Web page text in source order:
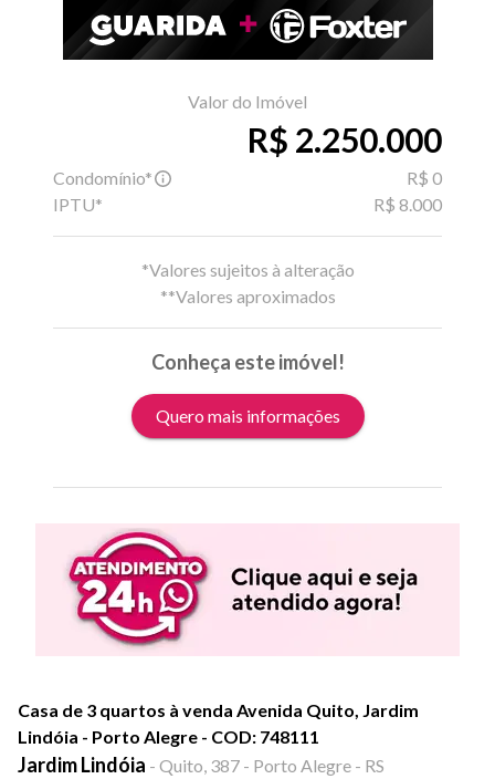
Valor do Imóvel
R$ 2.250.000
Condomínio*
R$ 0
IPTU*
R$ 8.000
*Valores sujeitos à alteração
**Valores aproximados
Conheça este imóvel!
Quero mais informações
Casa de 3 quartos à venda Avenida Quito, Jardim
Lindóia - Porto Alegre - COD: 748111
Jardim Lindóia - Quito, 387 - Porto Alegre - RS